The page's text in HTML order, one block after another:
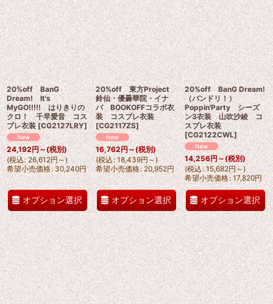
20%off BanG
Dream! It's
MyGO!!!!! はりきりの
クロ！ 千早愛音 コス
プレ衣装 [CG2127LRY]
24,192円～(税別)
(税込: 26,612円～)
希望小売価格: 30,240円
オプション選択
20%off 東方Project
鈴仙・優曇華院・イナ
バ BOOKOFFコラボ衣
装 コスプレ衣装
[CG2117ZS]
16,762円～(税別)
(税込: 18,439円～)
希望小売価格: 20,952円
オプション選択
20%off BanG Dream!
（バンドリ！）
Poppin'Party シーズ
ン3衣装 山吹沙綾 コ
スプレ衣装
[CG2122CWL]
14,256円 ～(税別)
(税込: 15,682円～)
希望小売価格: 17,820円
オプション選択